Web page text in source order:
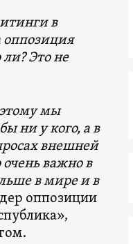
в
оппозиция
Это не
мы
ни у кого, а в
внешней
важно в
в мире и в
оппозиции